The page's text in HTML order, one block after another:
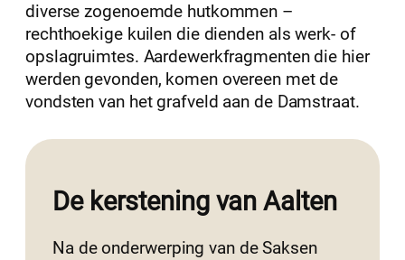
diverse zogenoemde hutkommen –
rechthoekige kuilen die dienden als werk- of
opslagruimtes. Aardewerkfragmenten die hier
werden gevonden, komen overeen met de
vondsten van het grafveld aan de Damstraat.
De kerstening van Aalten
Na de onderwerping van de Saksen